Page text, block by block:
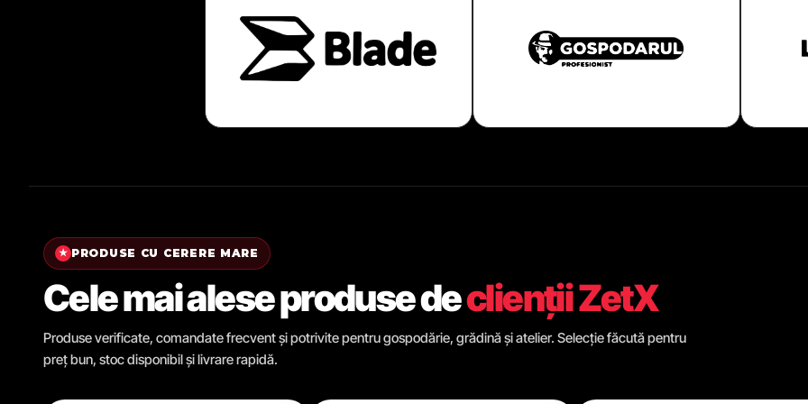
★ PRODUSE CU CERERE MARE
Cele mai alese produse declienții ZetX
Produse verificate, comandate frecvent și potrivite pentru gospodărie, grădină și atelier. Selecție făcută pentru
preț bun, stoc disponibil și livrare rapidă.